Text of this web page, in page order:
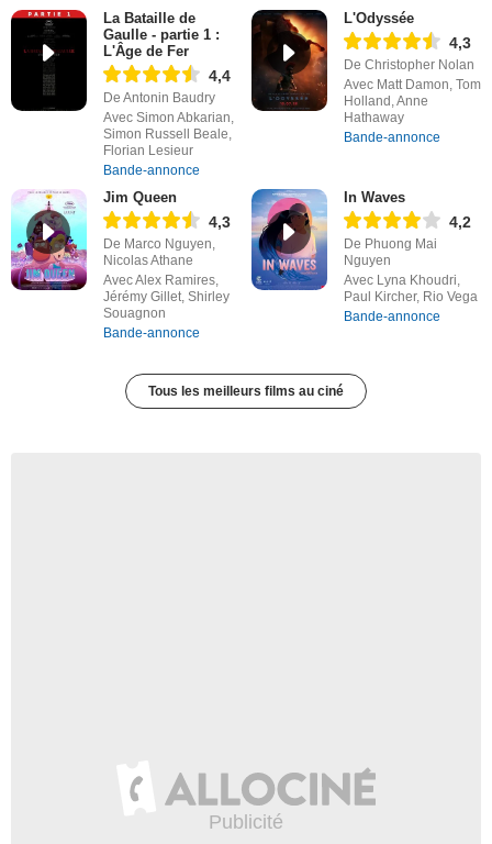
La Bataille de
Gaulle - partie 1 :
L'Âge de Fer
4,4
De Antonin Baudry
Avec Simon Abkarian,
Simon Russell Beale,
Florian Lesieur
Bande-annonce
L'Odyssée
4,3
De Christopher Nolan
Avec Matt Damon, Tom
Holland, Anne
Hathaway
Bande-annonce
Jim Queen
4,3
De Marco Nguyen,
Nicolas Athane
Avec Alex Ramires,
Jérémy Gillet, Shirley
Souagnon
Bande-annonce
In Waves
4,2
De Phuong Mai
Nguyen
Avec Lyna Khoudri,
Paul Kircher, Rio Vega
Bande-annonce
Tous les meilleurs films au ciné